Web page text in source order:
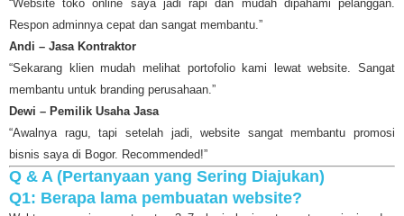
“Website toko online saya jadi rapi dan mudah dipahami pelanggan.
Respon adminnya cepat dan sangat membantu.”
Andi – Jasa Kontraktor
“Sekarang klien mudah melihat portofolio kami lewat website. Sangat
membantu untuk branding perusahaan.”
Dewi – Pemilik Usaha Jasa
“Awalnya ragu, tapi setelah jadi, website sangat membantu promosi
bisnis saya di Bogor. Recommended!”
Q & A (Pertanyaan yang Sering Diajukan)
Q1: Berapa lama pembuatan website?